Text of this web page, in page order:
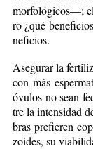
mor­fo­ló­gi­cos—;
ro ¿qué
ne­fi­cios.
Ase­gu­rar la
con más
óvu­los no sean
tre la in­ten­si­dad
bras pre­fie­ren
zoi­des, su